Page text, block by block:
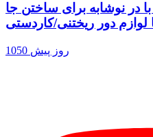
در نوشابه برای ساختن جا
دور ریختنی/کاردستی
1050 روز پیش